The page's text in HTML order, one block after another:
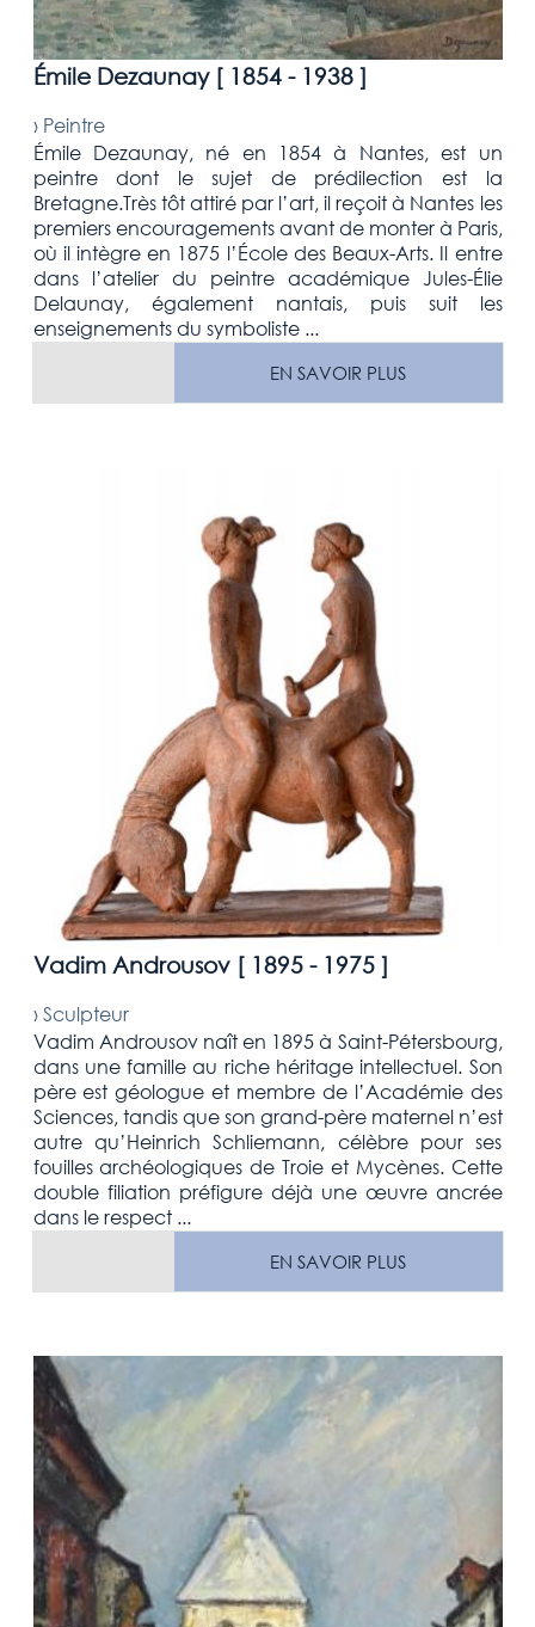
Émile Dezaunay [ 1854 - 1938]
› Peintre
Émile Dezaunay, né en 1854 à Nantes, est un
peintre dont le sujet de prédilection est la
Bretagne.Très tôt attiré par l’art, il reçoit à Nantes les
premiers encouragements avant de monter à Paris,
où il intègre en 1875 l’École des Beaux-Arts. Il entre
dans l’atelier du peintre académique Jules-Élie
Delaunay, également nantais, puis suit les
enseignements du symboliste ...
EN SAVOIR PLUS
Vadim Androusov [ 1895 - 1975]
›Sculpteur
Vadim Androusov naît en 1895 à Saint-Pétersbourg,
dans une famille au riche héritage intellectuel. Son
père est géologue et membre de l’Académie des
Sciences, tandis que son grand-père maternel n’est
autre qu’Heinrich Schliemann, célèbre pour ses
fouilles archéologiques de Troie et Mycènes. Cette
double filiation préfigure déjà une œuvre ancrée
dans le respect ...
EN SAVOIR PLUS